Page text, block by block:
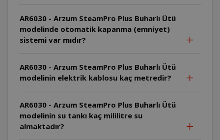
AR6030 - Arzum SteamPro Plus Buharlı Ütü
modelinde otomatik kapanma (emniyet)
sistemi var mıdır?
AR6030 - Arzum SteamPro Plus Buharlı Ütü
modelinin elektrik kablosu kaç metredir?
AR6030 - Arzum SteamPro Plus Buharlı Ütü
modelinin su tankı kaç mililitre su
almaktadır?